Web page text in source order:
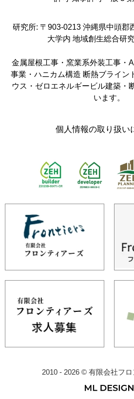
研究所: 〒903-0213 沖縄県中頭郡
大学内 地域創生総合研
金属屋根工事・窯業系外装工事・
事業・ハニカム構造 断熱ブライン
ウス・ゼロエネルギービル建築・
います。
個人情報の取り扱い
2010 - 2026 © 有限会社フ